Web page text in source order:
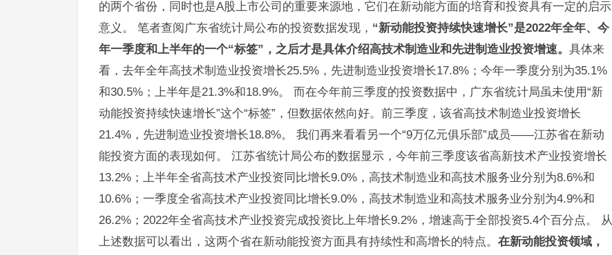
的两个省份，同时也是A股上市公司的重要来源地，它们在新动能方面的培育和投资具有一定的启示
意义。
笔者查阅广东省统计局公布的投资数据发现， “新动能投资持续快速增长”是2022年全年、今
年一季度和上半年的一个“标签”，之后才是具体介绍高技术制造业和先进制造业投资增速。 具体来
看，去年全年高技术制造业投资增长25.5%，先进制造业投资增长17.8%；今年一季度分别为35.1%
和30.5%；上半年是21.3%和18.9%。
而在今年前三季度的投资数据中，广东省统计局虽未使用“新
动能投资持续快速增长”这个“标签”，但数据依然向好。前三季度，该省高技术制造业投资增长
21.4%，先进制造业投资增长18.8%。
我们再来看看另一个“9万亿元俱乐部”成员——江苏省在新动
能投资方面的表现如何。
江苏省统计局公布的数据显示，今年前三季度该省高新技术产业投资增长
13.2%；上半年全省高技术产业投资同比增长9.0%，高技术制造业和高技术服务业分别为8.6%和
10.6%；一季度全省高技术产业投资同比增长9.0%，高技术制造业和高技术服务业分别为4.9%和
26.2%；2022年全省高技术产业投资完成投资比上年增长9.2%，增速高于全部投资5.4个百分点。
从
上述数据可以看出，这两个省在新动能投资方面具有持续性和高增长的特点。 在新动能投资领域，